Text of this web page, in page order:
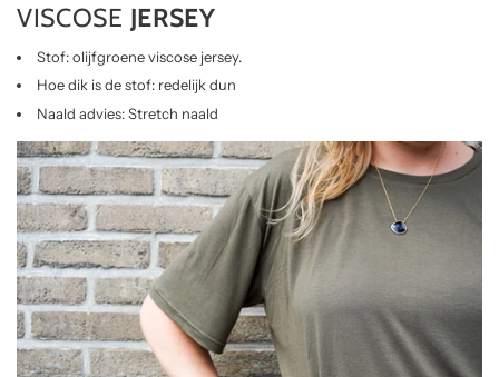
VISCOSE JERSEY
Stof: olijfgroene viscose jersey.
Hoe dik is de stof: redelijk dun
Naald advies: Stretch naald